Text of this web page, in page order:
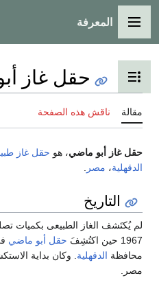
جدول المحتويات
حقل غاز أبو
هذه الصفحة
ماضي، هو حقل غاز طبيعيفي مركز
.
الطبيعى بكميات تصلح للاستغلال
حقل أبو ماضيفي وسط
. وكان بداية الاستكشافات الكبرى